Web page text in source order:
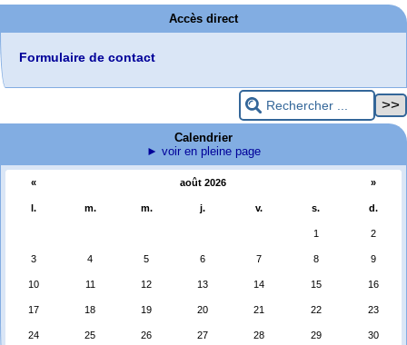
Accès direct
Formulaire de contact
Calendrier
► voir en pleine page
« août 2026 »
l. m. m. j. v. s. d.
1 2
3 4 5 6 7 8 9
10 11 12 13 14 15 16
17 18 19 20 21 22 23
24 25 26 27 28 29 30